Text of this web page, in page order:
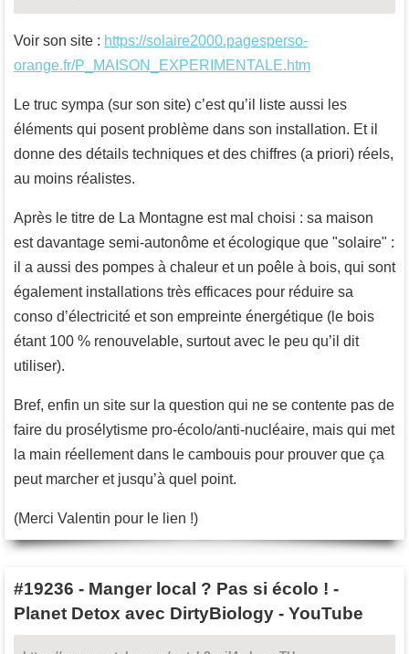
Voir son site : https://solaire2000.pagesperso-
orange.fr/P_MAISON_EXPERIMENTALE.htm
Le truc sympa (sur son site) c’est qu’il liste aussi les
éléments qui posent problème dans son installation. Et il
donne des détails techniques et des chiffres (a priori) réels,
au moins réalistes.
Après le titre de La Montagne est mal choisi : sa maison
est davantage semi-autonôme et écologique que "solaire" :
il a aussi des pompes à chaleur et un poêle à bois, qui sont
également installations très efficaces pour réduire sa
conso d’électricité et son empreinte énergétique (le bois
étant 100 % renouvelable, surtout avec le peu qu’il dit
utiliser).
Bref, enfin un site sur la question qui ne se contente pas de
faire du prosélytisme pro-écolo/anti-nucléaire, mais qui met
la main réellement dans le cambouis pour prouver que ça
peut marcher et jusqu’à quel point.
(Merci Valentin pour le lien !)
#19236 - Manger local ? Pas si écolo ! -
Planet Detox avec DirtyBiology - YouTube